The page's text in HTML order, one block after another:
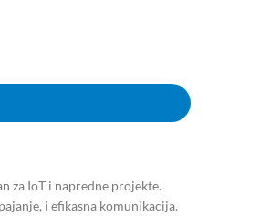
za IoT i napredne projekte.
i efikasna komunikacija.